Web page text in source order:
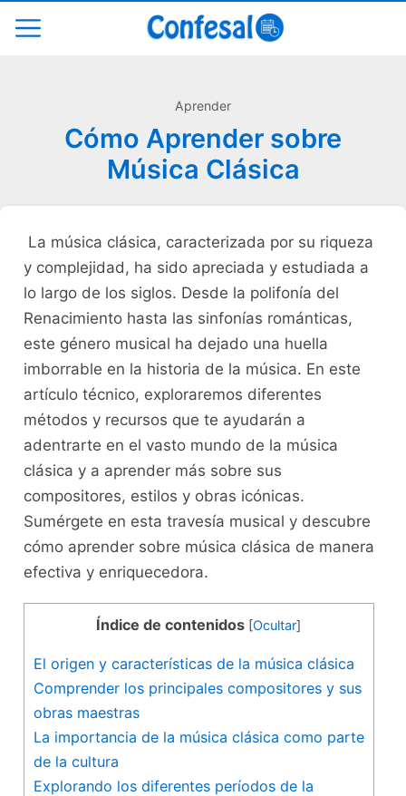
Aprender
Cómo Aprender sobre
Música Clásica
⁣ La música clásica, caracterizada por su⁤ riqueza
y complejidad, ha sido apreciada y estudiada a
lo largo de los siglos. Desde la polifonía del
Renacimiento hasta⁣ las sinfonías románticas,​
este género ⁣musical ha dejado una huella
imborrable⁣ en la‌ historia de ⁣la música. En este
artículo técnico, exploraremos diferentes
métodos⁤ y ‍recursos ​que‌ te ayudarán ‌a
adentrarte en el vasto mundo de la ‍música
clásica⁤ y⁢ a aprender⁢ más sobre sus
compositores, estilos y obras ​icónicas.
Sumérgete en esta travesía musical y descubre
cómo aprender sobre música clásica de manera
efectiva⁢ y enriquecedora.
Índice de contenidos [Ocultar]
El origen y características de la música clásica
Comprender los principales compositores y sus
obras maestras
La importancia ⁣de⁤ la música clásica como parte⁤
de la cultura
Explorando‌ los diferentes períodos de la